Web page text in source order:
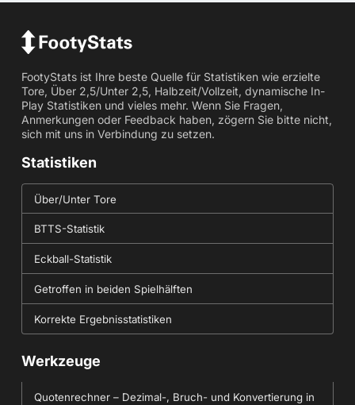
FootyStats ist Ihre beste Quelle für Statistiken wie erzielte
Tore, Über 2,5/Unter 2,5, Halbzeit/Vollzeit, dynamische In-
Play Statistiken und vieles mehr. Wenn Sie Fragen,
Anmerkungen oder Feedback haben, zögern Sie bitte nicht,
sich mit uns in Verbindung zu setzen.
Statistiken
Über/Unter Tore
BTTS-Statistik
Eckball-Statistik
Getroffen in beiden Spielhälften
Korrekte Ergebnisstatistiken
Werkzeuge
Quotenrechner – Dezimal-, Bruch- und Konvertierung in